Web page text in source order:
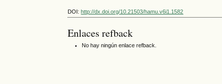
DOI:http://dx.doi.org/10.21503/hamu.v6i1.1582
Enlaces refback
No hay ningún enlace refback.